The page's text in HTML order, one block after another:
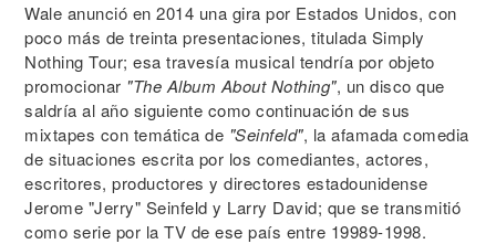
Wale anunció en 2014 una gira por Estados Unidos, con
poco más de treinta presentaciones, titulada Simply
Nothing Tour; esa travesía musical tendría por objeto
promocionar "The Album About Nothing", un disco que
saldría al año siguiente como continuación de sus
mixtapes con temática de "Seinfeld", la afamada comedia
de situaciones escrita por los comediantes, actores,
escritores, productores y directores estadounidense
Jerome "Jerry" Seinfeld y Larry David; que se transmitió
como serie por la TV de ese país entre 19989-1998.